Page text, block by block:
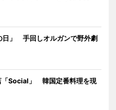
日」 手回しオルガンで野外劇
「Social」 韓国定番料理を現